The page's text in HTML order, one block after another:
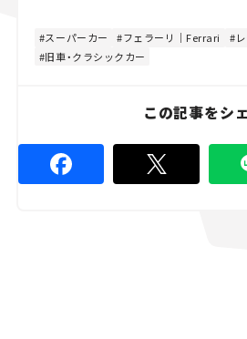
スーパーカー フェラーリ｜Ferrari
旧車・クラシックカー
この記事をシ